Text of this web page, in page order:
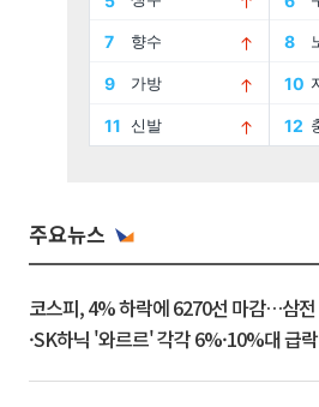
주요뉴스
코스피, 4% 하락에 6270선 마감…삼전
·SK하닉 '와르르' 각각 6%·10%대 급락